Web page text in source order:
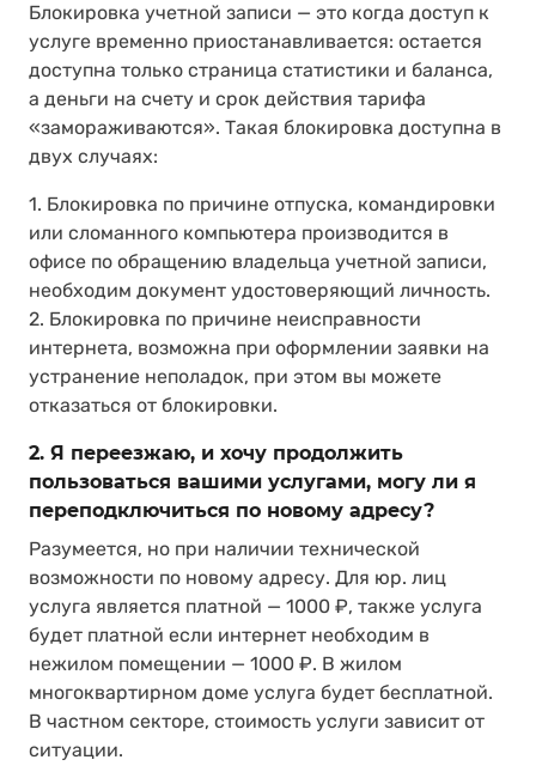
Блокировка учетной записи — это когда доступ к
услуге временно приостанавливается: остается
доступна только страница статистики и баланса,
а деньги на счету и срок действия тарифа
«замораживаются». Такая блокировка доступна в
двух случаях:
1. Блокировка по причине отпуска, командировки
или сломанного компьютера производится в
офисе по обращению владельца учетной записи,
необходим документ удостоверяющий личность.
2. Блокировка по причине неисправности
интернета, возможна при оформлении заявки на
устранение неполадок, при этом вы можете
отказаться от блокировки.
2. Я переезжаю, и хочу продолжить
пользоваться вашими услугами, могу ли я
переподключиться по новому адресу?
Разумеется, но при наличии технической
возможности по новому адресу. Для юр. лиц
услуга является платной — 1000 ₽, также услуга
будет платной если интернет необходим в
нежилом помещении — 1000 ₽. В жилом
многоквартирном доме услуга будет бесплатной.
В частном секторе, стоимость услуги зависит от
ситуации.